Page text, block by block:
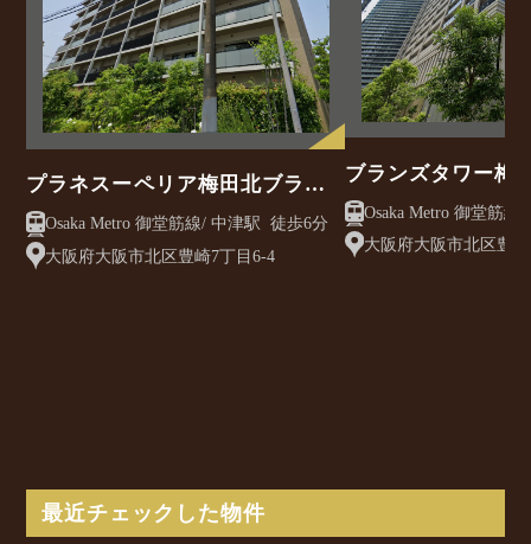
プラネスーペリア梅田北ブライ
トコンフォート
Osaka Metro 御堂筋線/ 中津駅 徒歩6分
大阪府大阪市北区豊崎7丁目6-4
ブランズタワー梅
大阪府大阪市北区豊
最近チェックした物件